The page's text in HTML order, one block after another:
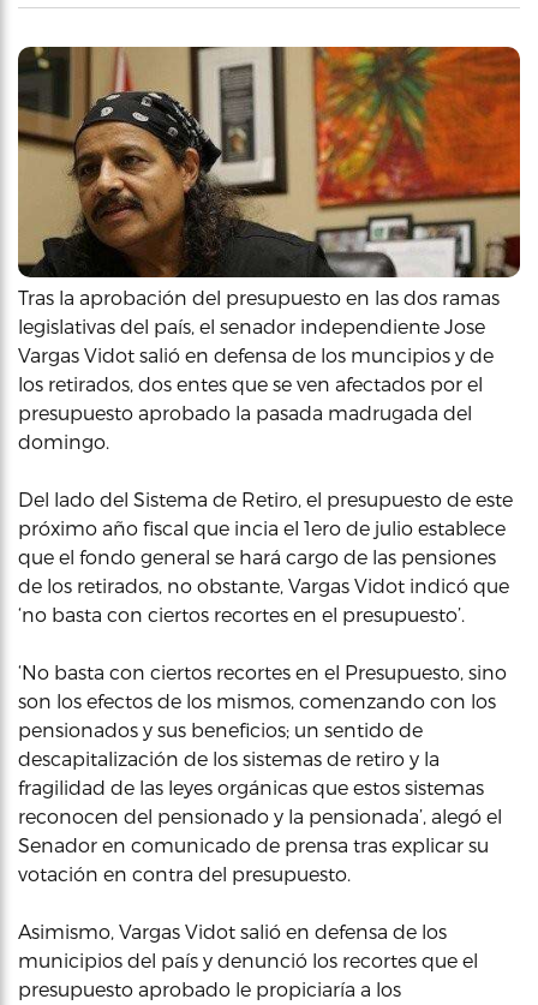
Tras la aprobación del presupuesto en las dos ramas
legislativas del país, el senador independiente Jose
Vargas Vidot salió en defensa de los muncipios y de
los retirados, dos entes que se ven afectados por el
presupuesto aprobado la pasada madrugada del
domingo.
Del lado del Sistema de Retiro, el presupuesto de este
próximo año fiscal que incia el 1ero de julio establece
que el fondo general se hará cargo de las pensiones
de los retirados, no obstante, Vargas Vidot indicó que
‘no basta con ciertos recortes en el presupuesto’.
‘No basta con ciertos recortes en el Presupuesto, sino
son los efectos de los mismos, comenzando con los
pensionados y sus beneficios; un sentido de
descapitalización de los sistemas de retiro y la
fragilidad de las leyes orgánicas que estos sistemas
reconocen del pensionado y la pensionada’, alegó el
Senador en comunicado de prensa tras explicar su
votación en contra del presupuesto.
Asimismo, Vargas Vidot salió en defensa de los
municipios del país y denunció los recortes que el
presupuesto aprobado le propiciaría a los